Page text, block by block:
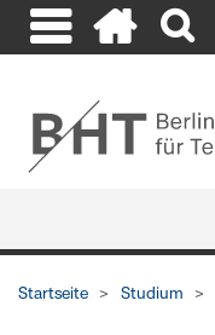
Startseite Studium